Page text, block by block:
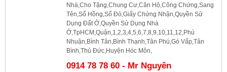
Nhà,Cho Tặng,Chung Cư,Căn Hộ,Công Chứng,Sang
Tên,Sổ Hồng,Sổ Đỏ,Giấy Chứng Nhận,Quyền Sử
Dụng Đất Ở,Quyền Sử Dụng Nhà
Ở,TpHCM,Quận,1,2,3,4,5,6,7,8,9,10,11,12,Phú
Nhuận,Bình Tân,Bình Thạnh,Tân Phú,Gò Vấp,Tân
Bình,Thủ Đức,Huyện Hóc Môn,
0914 78 78 60 - Mr Nguyên